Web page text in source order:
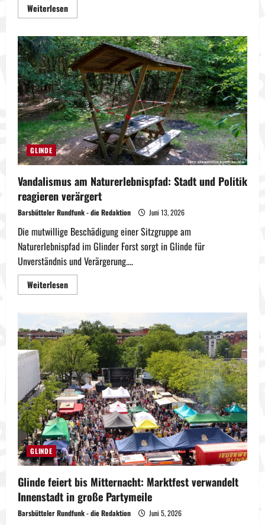
WeiterlesenMehr
Informationen
in
Glinde:
Musik,
Vereine
und
Deutschland-
Spiel
auf
Großleinwand
GLINDE
Vandalismus am Naturerlebnispfad: Stadt und Politik
reagieren verärgert
Barsbütteler Rundfunk - die Redaktion Juni 13, 2026
Die mutwillige Beschädigung einer Sitzgruppe am
Naturerlebnispfad im Glinder Forst sorgt in Glinde für
Unverständnis und Verärgerung....
WeiterlesenMehr
Informationen
Naturerlebnispfad:
Stadt
und
Politik
reagieren
verärgert
GLINDE
Glinde feiert bis Mitternacht: Marktfest verwandelt
Innenstadt in große Partymeile
Barsbütteler Rundfunk - die Redaktion Juni 5, 2026